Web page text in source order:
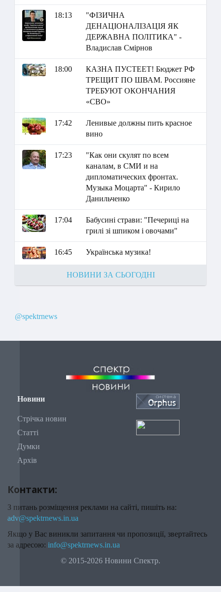
18:13
"ФІЗИЧНА
ДЕНАЦІОНАЛІЗАЦІЯ ЯК
ДЕРЖАВНА ПОЛІТИКА" -
Владислав Смірнов
18:00
КАЗНА ПУСТЕЕТ! Бюджет РФ
ТРЕЩИТ ПО ШВАМ. Россияне
ТРЕБУЮТ ОКОНЧАНИЯ
«СВО»
17:42
Ленивые должны пить красное
вино
17:23
"Как они скулят по всем
каналам, в СМИ и на
дипломатических фронтах.
Музыка Моцарта" - Кирило
Данильченко
17:04
Бабусині страви: "Печериці на
грилі зі шпиком і овочами"
16:45 Українська музика!
НОВИНИ ЗА СЬОГОДНІ
@spektrnews
Новини
Стрічка новин
Статті
Думки
Архів
Контакти:
З питань розміщення реклами на сайті, пишіть на:
adv@spektrnews.in.ua
Якщо у Вас виникли запитання чи пропозиції, звертайтесь
за адресою: info@spektrnews.in.ua
© 2015-2026 Новини Спектр.